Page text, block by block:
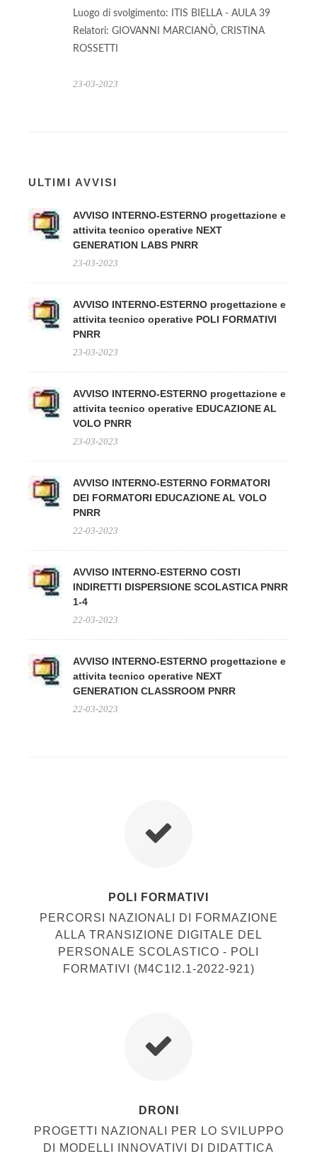
Luogo di svolgimento: ITIS BIELLA - AULA 39
Relatori: GIOVANNI MARCIANÒ, CRISTINA
ROSSETTI
23-03-2023
ULTIMI AVVISI
AVVISO INTERNO-ESTERNO progettazione e
attivita tecnico operative NEXT
GENERATION LABS PNRR
23-03-2023
AVVISO INTERNO-ESTERNO progettazione e
attivita tecnico operative POLI FORMATIVI
PNRR
23-03-2023
AVVISO INTERNO-ESTERNO progettazione e
attivita tecnico operative EDUCAZIONE AL
VOLO PNRR
23-03-2023
AVVISO INTERNO-ESTERNO FORMATORI
DEI FORMATORI EDUCAZIONE AL VOLO
PNRR
22-03-2023
AVVISO INTERNO-ESTERNO COSTI
INDIRETTI DISPERSIONE SCOLASTICA PNRR
1-4
22-03-2023
AVVISO INTERNO-ESTERNO progettazione e
attivita tecnico operative NEXT
GENERATION CLASSROOM PNRR
22-03-2023
POLI FORMATIVI
PERCORSI NAZIONALI DI FORMAZIONE
ALLA TRANSIZIONE DIGITALE DEL
PERSONALE SCOLASTICO - POLI
FORMATIVI (M4C1I2.1-2022-921)
DRONI
PROGETTI NAZIONALI PER LO SVILUPPO
DI MODELLI INNOVATIVI DI DIDATTICA